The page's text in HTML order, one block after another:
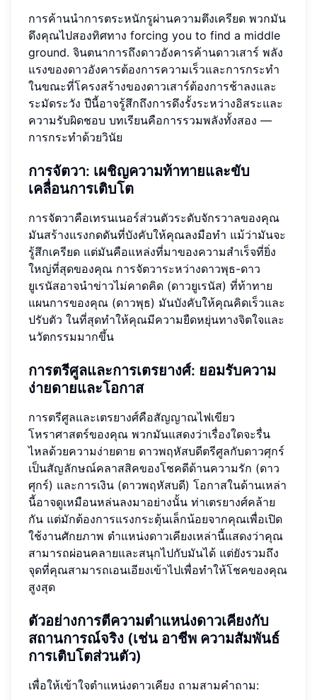
การค้านนำการตระหนักรูผ่านความตึงเครียด พวกมัน
ดึงคุณไปสองทิศทาง forcing you to find a middle
ground. จินตนาการถึงดาวอังคารค้านดาวเสาร์ พลัง
แรงของดาวอังคารต้องการความเร็วและการกระทำ
ในขณะที่โครงสร้างของดาวเสาร์ต้องการช้าลงและ
ระมัดระวัง ปีนี้อาจรู้สึกถึงการดึงรั้งระหว่างอิสระและ
ความรับผิดชอบ บทเรียนคือการรวมพลังทั้งสอง —
การกระทำด้วยวินัย
การจัตวา: เผชิญความท้าทายและขับ
เคลื่อนการเติบโต
การจัตวาคือเทรนเนอร์ส่วนตัวระดับจักรวาลของคุณ
มันสร้างแรงกดดันที่บังคับให้คุณลงมือทำ แม้ว่ามันจะ
รู้สึกเครียด แต่มันคือแหล่งที่มาของความสำเร็จที่ยิ่ง
ใหญ่ที่สุดของคุณ การจัตวาระหว่างดาวพุธ-ดาว
ยูเรนัสอาจนำข่าวไม่คาดคิด (ดาวยูเรนัส) ที่ท้าทาย
แผนการของคุณ (ดาวพุธ) มันบังคับให้คุณคิดเร็วและ
ปรับตัว ในที่สุดทำให้คุณมีความยืดหยุ่นทางจิตใจและ
นวัตกรรมมากขึ้น
การตรีศูลและการเตรยางศ์: ยอมรับความ
ง่ายดายและโอกาส
การตรีศูลและเตรยางศ์คือสัญญาณไฟเขียว
โหราศาสตร์ของคุณ พวกมันแสดงว่าเรื่องใดจะรื่น
ไหลด้วยความง่ายดาย ดาวพฤหัสบดีตรีศูลกับดาวศุกร์
เป็นสัญลักษณ์คลาสสิคของโชคดีด้านความรัก (ดาว
ศุกร์) และการเงิน (ดาวพฤหัสบดี) โอกาสในด้านเหล่า
นี้อาจดูเหมือนหล่นลงมาอย่างนั้น ท่าเตรยางศ์คล้าย
กัน แต่มักต้องการแรงกระตุ้นเล็กน้อยจากคุณเพื่อเปิด
ใช้งานศักยภาพ ตำแหน่งดาวเคียงเหล่านี้แสดงว่าคุณ
สามารถผ่อนคลายและสนุกไปกับมันได้ แต่ยังรวมถึง
จุดที่คุณสามารถเอนเอียงเข้าไปเพื่อทำให้โชคของคุณ
สูงสุด
ตัวอย่างการตีความตำแหน่งดาวเคียงกับ
สถานการณ์จริง (เช่น อาชีพ ความสัมพันธ์
การเติบโตส่วนตัว)
เพื่อให้เข้าใจตำแหน่งดาวเคียง ถามสามคำถาม: